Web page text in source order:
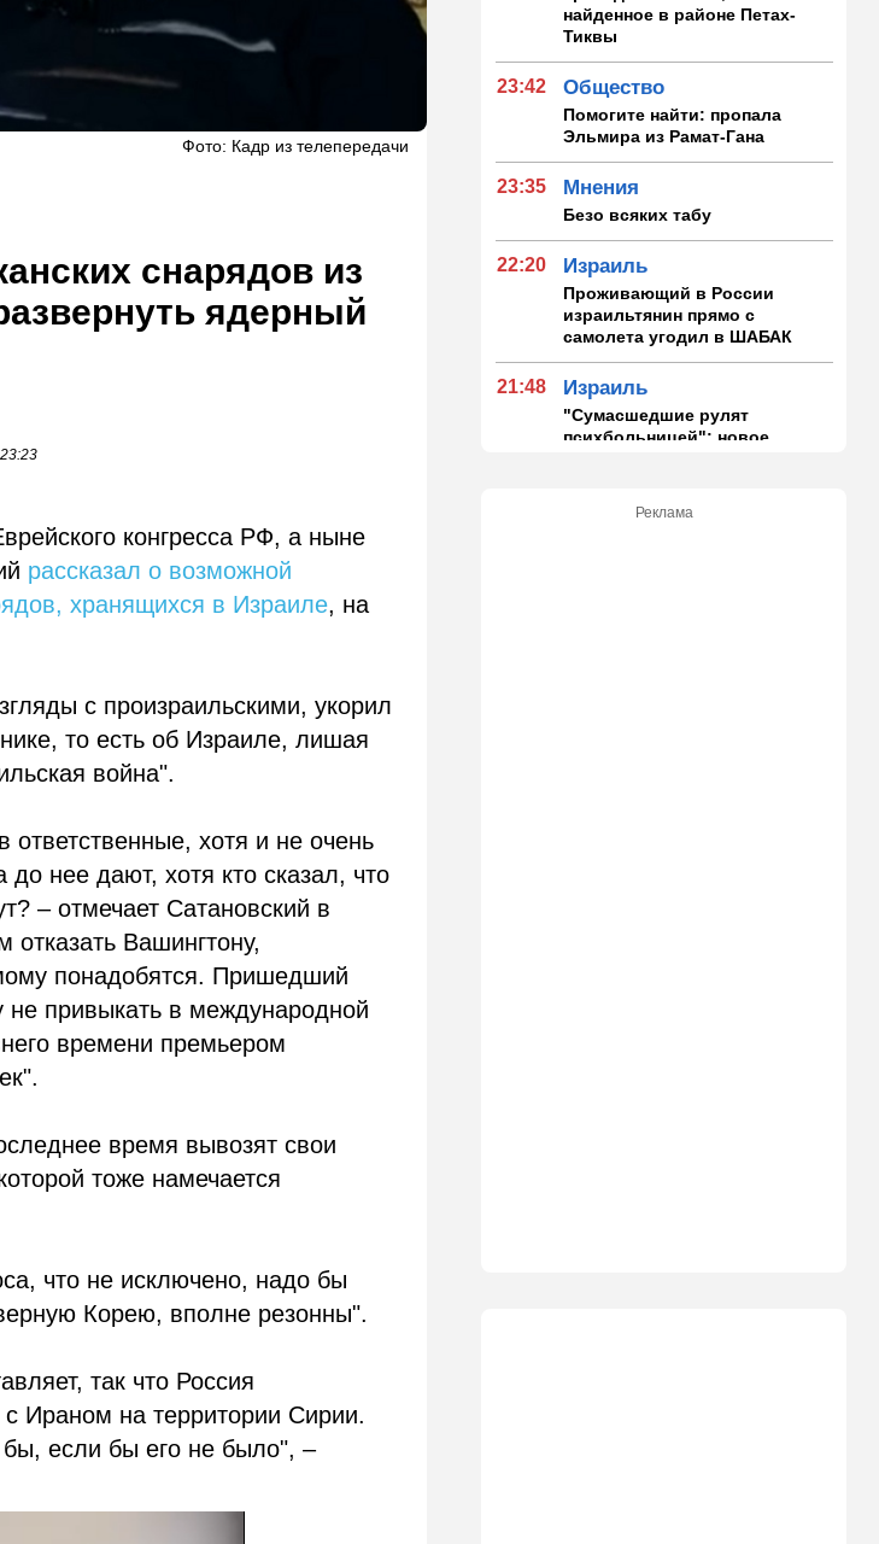
Фото: Кадр из телепередачи
снарядов из
ядерный
23:23
конгресса РФ, а ныне
рассказал о возможной
хранящихся в Израиле, на
с произраильскими, укорил
то есть об Израиле, лишая
война".
хотя и не очень
нее дают, хотя кто сказал, что
– отмечает Сатановский в
Вашингтону,
понадобятся. Пришедший
не привыкать в международной
времени премьером
время вывозят свои
тоже намечается
что не исключено, надо бы
Корею, вполне резонны".
так что Россия
с Ираном на территории Сирии.
если бы его не было", –
найденное в районе Петах-
Тиквы
23:42 Общество
Помогите найти: пропала
Эльмира из Рамат-Гана
23:35 Мнения
Безо всяких табу
22:20 Израиль
Проживающий в России
израильтянин прямо с
самолета угодил в ШАБАК
21:48 Израиль
"Сумасшедшие рулят
психбольницей": новое
Реклама